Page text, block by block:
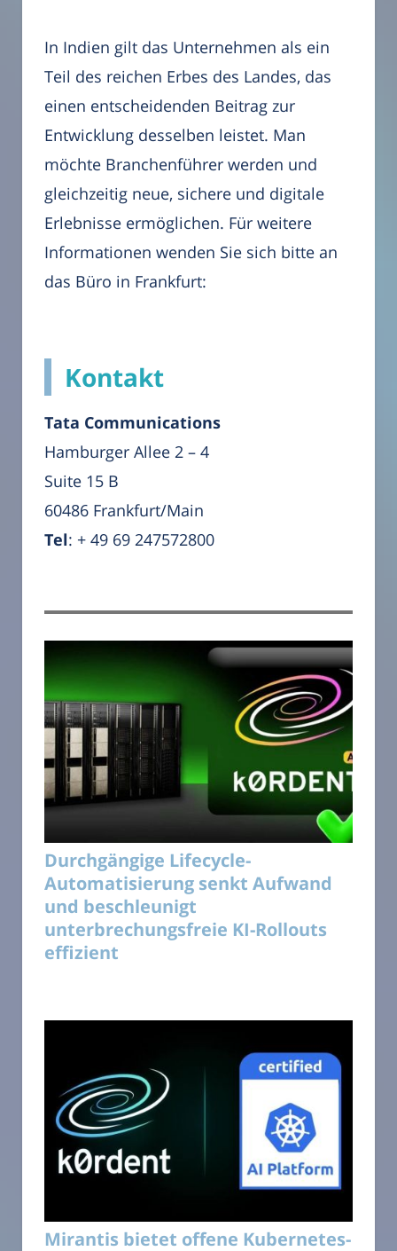
In Indien gilt das Unternehmen als ein
Teil des reichen Erbes des Landes, das
einen entscheidenden Beitrag zur
Entwicklung desselben leistet. Man
möchte Branchenführer werden und
gleichzeitig neue, sichere und digitale
Erlebnisse ermöglichen. Für weitere
Informationen wenden Sie sich bitte an
das Büro in Frankfurt:
Kontakt
Tata Communications
Hamburger Allee 2 – 4
Suite 15 B
60486 Frankfurt/Main
Tel: + 49 69 247572800
Durchgängige Lifecycle-
Automatisierung senkt Aufwand
und beschleunigt
unterbrechungsfreie KI-Rollouts
effizient
Mirantis bietet offene Kubernetes-